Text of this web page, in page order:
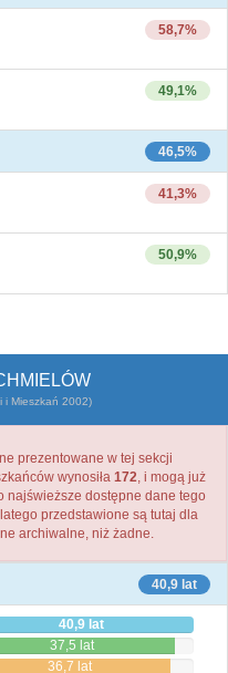
58,7%
49,1%
46,5%
41,3%
50,9%
i Mieszkań 2002)
prezentowane w tej sekcji
wynosiła 172, i mogą już
najświeższe dostępne dane tego
przedstawione są tutaj dla
archiwalne, niż żadne.
40,9 lat
40,9 lat
37,5 lat
36,7 lat